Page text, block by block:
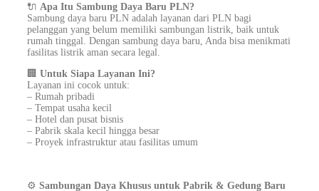
🔌 Apa Itu Sambung Daya Baru PLN?
Sambung daya baru PLN adalah layanan dari PLN bagi
pelanggan yang belum memiliki sambungan listrik, baik untuk
rumah tinggal. Dengan sambung daya baru, Anda bisa menikmati
fasilitas listrik aman secara legal.
🏢 Untuk Siapa Layanan Ini?
Layanan ini cocok untuk:
– Rumah pribadi
– Tempat usaha kecil
– Hotel dan pusat bisnis
– Pabrik skala kecil hingga besar
– Proyek infrastruktur atau fasilitas umum
⚙️ Sambungan Daya Khusus untuk Pabrik & Gedung Baru